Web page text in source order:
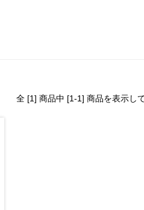
全 [1] 商品中 [1-1] 商品を表示し